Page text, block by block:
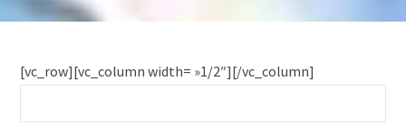
[vc_row][vc_column width= »1/2″][/vc_column]